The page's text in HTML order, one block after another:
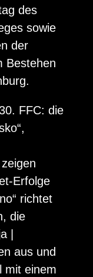
des
sowie
der
Bestehen
FFC: die
Erfolge
richtet
die
|
aus und
mit einem